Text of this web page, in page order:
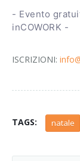
- Evento
inCOWORK -
ISCRIZIONI:
TAGS: natale